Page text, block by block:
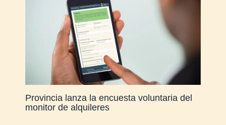
Provincia lanza la encuesta voluntaria del
monitor de alquileres